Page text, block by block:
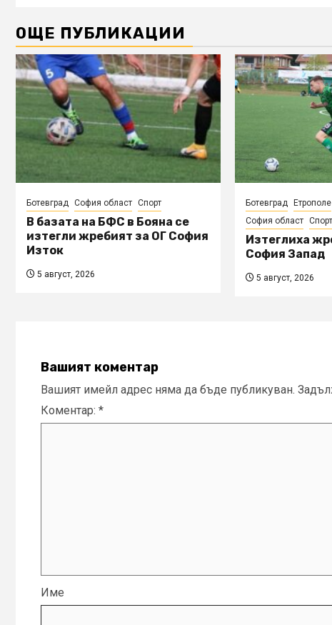
ОЩЕ ПУБЛИКАЦИИ
Ботевград София област Спорт
В базата на БФС в Бояна се
изтегли жребият за ОГ София
Изток
5 август, 2026
Ботевград Етрополе
София област Спорт
Изтеглиха
София Запад
5 август, 2026
Вашият коментар
Вашият имейл адрес няма да бъде публикуван.
Коментар: *
Име